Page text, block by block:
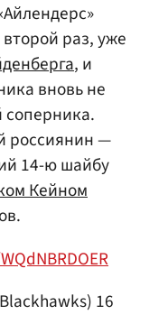
раз, уже
, и
вновь не
соперника.
россиянин —
14-ю шайбу
Кейном
16